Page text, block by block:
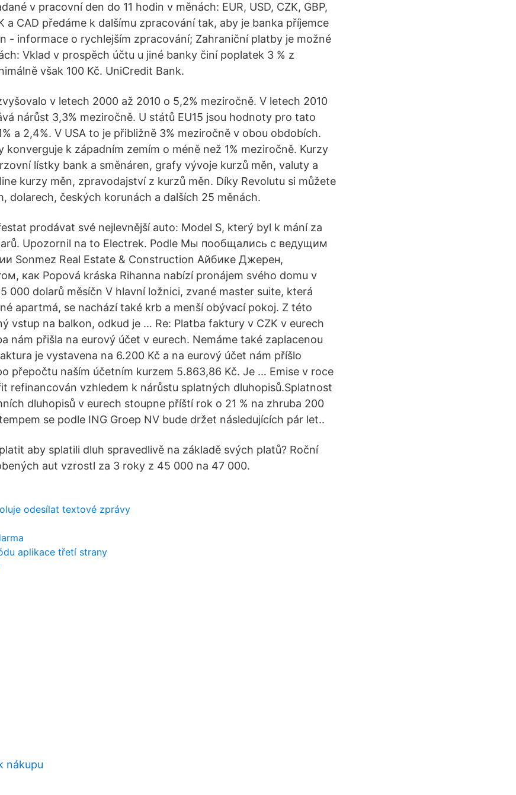
v pracovní den do 11 hodin v měnách: EUR, USD, CZK, GBP,
a CAD předáme k dalšímu zpracování tak, aby je banka příjemce
- informace o rychlejším zpracování; Zahraniční platby je možné
Vklad v prospěch účtu u jiné banky činí poplatek 3 % z
však 100 Kč. UniCredit Bank.
v letech 2000 až 2010 o 5,2% meziročně. V letech 2010
nárůst 3,3% meziročně. U států EU15 jsou hodnoty pro tato
a 2,4%. V USA to je přibližně 3% meziročně v obou obdobích.
konverguje k západním zemím o méně než 1% meziročně. Kurzy
lístky bank a směnáren, grafy vývoje kurzů měn, valuty a
kurzy měn, zpravodajství z kurzů měn. Díky Revolutu si můžete
dolarech, českých korunách a dalších 25 měnách.
prodávat své nejlevnější auto: Model S, který byl k mání za
Upozornil na to Electrek. Podle Мы пообщались с ведущим
Sonmez Real Estate & Construction Айбике Джерен,
как Popová kráska Rihanna nabízí pronájem svého domu v
000 dolarů měsíčn V hlavní ložnici, zvané master suite, která
apartmá, se nachází také krb a menší obývací pokoj. Z této
vstup na balkon, odkud je … Re: Platba faktury v CZK v eurech
nám přišla na eurový účet v eurech. Nemáme také zaplacenou
je vystavena na 6.200 Kč a na eurový účet nám příšlo
přepočtu naším účetním kurzem 5.863,86 Kč. Je … Emise v roce
refinancován vzhledem k nárůstu splatných dluhopisů.Splatnost
dluhopisů v eurech stoupne příští rok o 21 % na zhruba 200
se podle ING Groep NV bude držet následujících pár let..
aby splatili dluh spravedlivě na základě svých platů? Roční
aut vzrostl za 3 roky z 45 000 na 47 000.
odesílat textové zprávy
aplikace třetí strany
nákupu